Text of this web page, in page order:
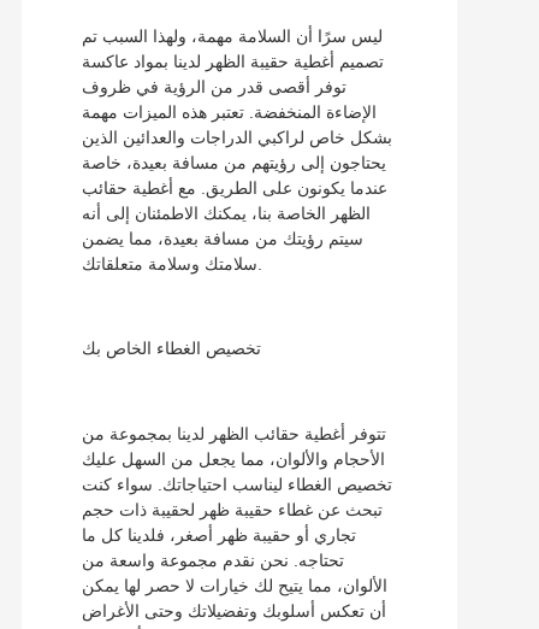
ليس سرًا أن السلامة مهمة، ولهذا السبب تم
تصميم أغطية حقيبة الظهر لدينا بمواد عاكسة
توفر أقصى قدر من الرؤية في ظروف
الإضاءة المنخفضة. تعتبر هذه الميزات مهمة
بشكل خاص لراكبي الدراجات والعدائين الذين
يحتاجون إلى رؤيتهم من مسافة بعيدة، خاصة
عندما يكونون على الطريق. مع أغطية حقائب
الظهر الخاصة بنا، يمكنك الاطمئنان إلى أنه
سيتم رؤيتك من مسافة بعيدة، مما يضمن
تخصيص الغطاء الخاص بك
تتوفر أغطية حقائب الظهر لدينا بمجموعة من
الأحجام والألوان، مما يجعل من السهل عليك
تخصيص الغطاء ليناسب احتياجاتك. سواء كنت
تبحث عن غطاء حقيبة ظهر لحقيبة ذات حجم
تجاري أو حقيبة ظهر أصغر، فلدينا كل ما
تحتاجه. نحن نقدم مجموعة واسعة من
الألوان، مما يتيح لك خيارات لا حصر لها يمكن
أن تعكس أسلوبك وتفضيلاتك وحتى الأغراض